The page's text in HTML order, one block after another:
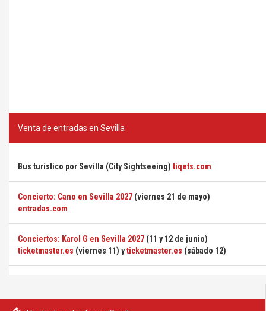
Venta de entradas en Sevilla
Bus turístico por Sevilla (City Sightseeing) tiqets.com
Concierto: Cano en Sevilla 2027 (viernes 21 de mayo)
entradas.com
Conciertos: Karol G en Sevilla 2027 (11 y 12 de junio)
ticketmaster.es (viernes 11) yticketmaster.es (sábado 12)